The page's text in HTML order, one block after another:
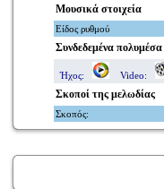
Μουσικά στοιχεία
Είδος ρυθμού
Συνδεδεμένα πολυμέσα
Ήχος: Video:
Σκοποί της μελωδίας
Σκοπός: